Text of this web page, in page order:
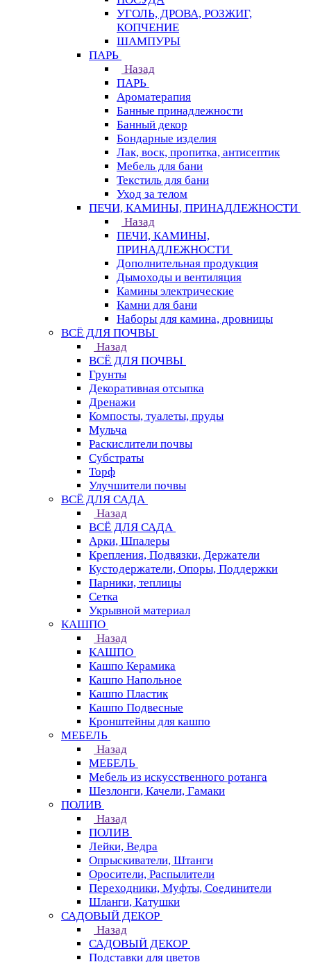
УГОЛЬ, ДРОВА, РОЗЖИГ,
КОПЧЕНИЕ
ШАМПУРЫ
ПАРЬ
Назад
ПАРЬ
Ароматерапия
Банные принадлежности
Банный декор
Бондарные изделия
Лак, воск, пропитка, антисептик
Мебель для бани
Текстиль для бани
Уход за телом
ПЕЧИ, КАМИНЫ, ПРИНАДЛЕЖНОСТИ
Назад
ПЕЧИ, КАМИНЫ,
ПРИНАДЛЕЖНОСТИ
Дополнительная продукция
Дымоходы и вентиляция
Камины электрические
Камни для бани
Наборы для камина, дровницы
ВСЁ ДЛЯ ПОЧВЫ
Назад
ВСЁ ДЛЯ ПОЧВЫ
Грунты
Декоративная отсыпка
Дренажи
Компосты, туалеты, пруды
Мульча
Раскислители почвы
Субстраты
Торф
Улучшители почвы
ВСЁ ДЛЯ САДА
Назад
ВСЁ ДЛЯ САДА
Арки, Шпалеры
Крепления, Подвязки, Держатели
Кустодержатели, Опоры, Поддержки
Парники, теплицы
Сетка
Укрывной материал
КАШПО
Назад
КАШПО
Кашпо Керамика
Кашпо Напольное
Кашпо Пластик
Кашпо Подвесные
Кронштейны для кашпо
МЕБЕЛЬ
Назад
МЕБЕЛЬ
Мебель из искусственного ротанга
Шезлонги, Качели, Гамаки
ПОЛИВ
Назад
ПОЛИВ
Лейки, Ведра
Опрыскиватели, Штанги
Оросители, Распылители
Переходники, Муфты, Соединители
Шланги, Катушки
САДОВЫЙ ДЕКОР
Назад
САДОВЫЙ ДЕКОР
Подставки для цветов